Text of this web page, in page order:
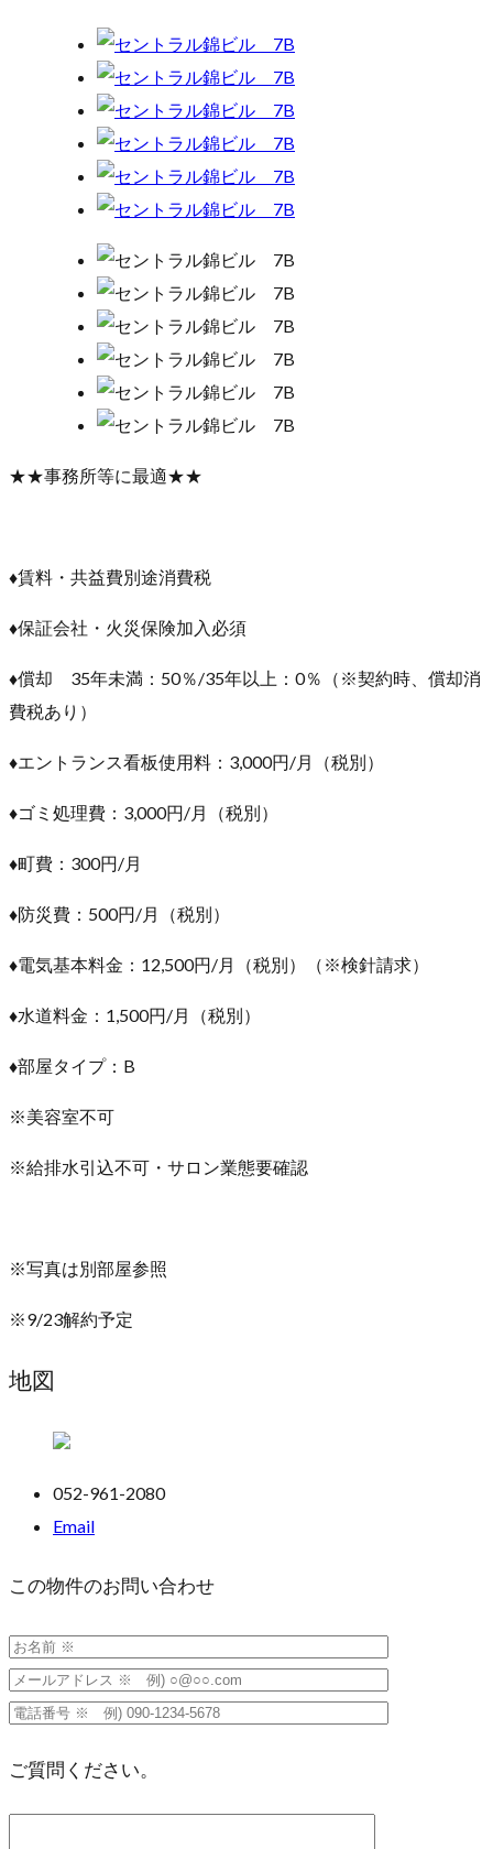
★★事務所等に最適★★
♦賃料・共益費別途消費税
♦保証会社・火災保険加入必須
♦償却 35年未満：50％/35年以上：0％（※契約時、償却消
費税あり）
♦エントランス看板使用料：3,000円/月（税別）
♦ゴミ処理費：3,000円/月（税別）
♦町費：300円/月
♦防災費：500円/月（税別）
♦電気基本料金：12,500円/月（税別）（※検針請求）
♦水道料金：1,500円/月（税別）
♦部屋タイプ：B
※美容室不可
※給排水引込不可・サロン業態要確認
※写真は別部屋参照
※9/23解約予定
地図
052-961-2080
Email
この物件のお問い合わせ
ご質問ください。